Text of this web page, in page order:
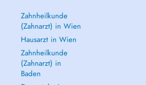
Zahnheilkunde
(Zahnarzt) in Wien
Hausarzt in Wien
Zahnheilkunde
(Zahnarzt) in
Baden